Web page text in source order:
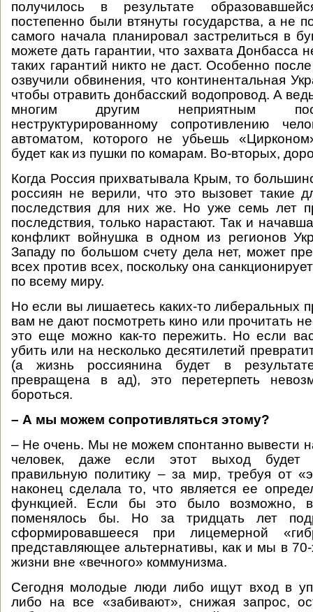
получилось в результате
постепенно были втянуты государства, а не
самого начала планировал застрелиться в
можете дать гарантии, что захвата Донбасса
таких гарантий никто не даст. Особенно
озвучили обвинения, что континентальная
чтобы отравить донбасский водопровод. А
многим другим неприятным
неструктурированному сопротивлению
автоматом, которого не убьешь
будет как из пушки по комарам. Во-вторых,
Когда Россия прихватывала Крым, то
россиян не верили, что это вызовет такие
последствия для них же. Но уже семь лет
последствия, только нарастают. Так и
конфликт войнушка в одном из регионов
Западу по большом счету дела нет, может
всех против всех, поскольку она
по всему миру.
Но если вы лишаетесь каких-то либеральных
вам не дают посмотреть кино или прочитать
это еще можно как-то пережить. Но если
убить или на несколько десятилетий
(а жизнь россиянина будет в
превращена в ад), это перетерпеть
бороться.
– А мы можем сопротивляться этому?
– Не очень. Мы не можем спонтанно вывести
человек, даже если этот выход будет
правильную политику – за мир, требуя от
наконец сделала то, что является ее
функцией. Если бы это было возможно,
поменялось бы. Но за тридцать лет
сформировавшееся при лицемерной
представляющее альтернативы, как и мы в
жизни вне «вечного» коммунизма.
Сегодня молодые люди либо ищут вход в
либо на все «забивают», снижая запрос,